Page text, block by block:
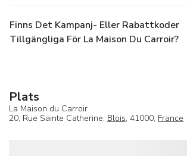
Finns Det Kampanj- Eller Rabattkoder
Tillgängliga För La Maison Du Carroir?
Plats
La Maison du Carroir
20, Rue Sainte Catherine, Blois, 41000, France